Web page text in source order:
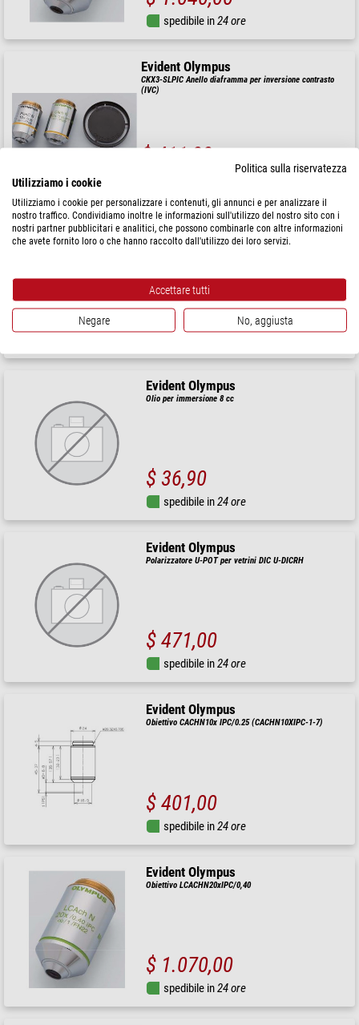
spedibile in24 ore
Evident Olympus
CKX3-SLPIC Anello diaframma per inversione contrasto
(IVC)
$ 411,00
Evident Olympus
Coperchio antipolvere BO61 per SZ61TR/SZX7
$ 67,00
Evident Olympus
Olio per immersione 8 cc
$ 36,90
spedibile in24 ore
Evident Olympus
Polarizzatore U-POT per vetrini DIC U-DICRH
$ 471,00
spedibile in24 ore
Evident Olympus
Obiettivo CACHN10x IPC/0.25 (CACHN10XIPC-1-7)
$ 401,00
spedibile in24 ore
Evident Olympus
Obiettivo LCACHN20xIPC/0,40
$ 1.070,00
spedibile in24 ore
Politica sulla riservatezza
Utilizziamo i cookie
Utilizziamo i cookie per personalizzare i contenuti, gli annunci e per analizzare il
nostro traffico. Condividiamo inoltre le informazioni sull'utilizzo del nostro sito con i
nostri partner pubblicitari e analitici, che possono combinarle con altre informazioni
che avete fornito loro o che hanno raccolto dall'utilizzo dei loro servizi.
Accettare tutti
Negare No, aggiusta